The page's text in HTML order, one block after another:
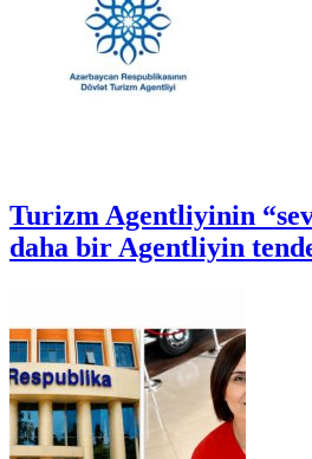
Turizm Agentliyinin
daha bir Agentliyin